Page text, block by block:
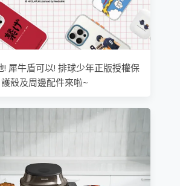
! 犀牛盾可以! 排球少年正版授權保
護殼及周邊配件來啦~